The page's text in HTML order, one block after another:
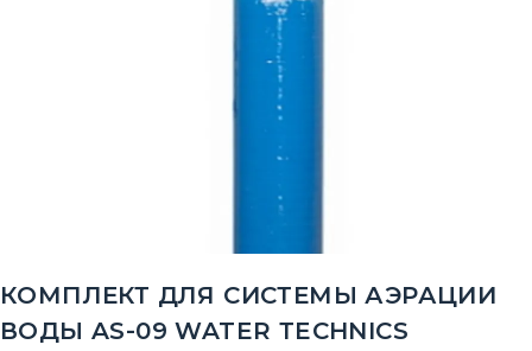
КОМПЛЕКТ ДЛЯ СИСТЕМЫ АЭРАЦИИ
ВОДЫ AS-09 WATER ТECHNICS